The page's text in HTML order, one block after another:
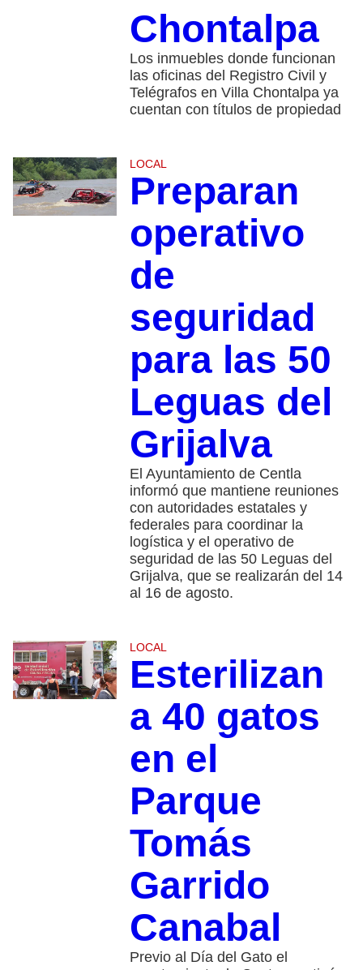
Chontalpa
Los inmuebles donde funcionan
las oficinas del Registro Civil y
Telégrafos en Villa Chontalpa ya
cuentan con títulos de propiedad
LOCAL
Preparan
operativo
de
seguridad
para las 50
Leguas del
Grijalva
El Ayuntamiento de Centla
informó que mantiene reuniones
con autoridades estatales y
federales para coordinar la
logística y el operativo de
seguridad de las 50 Leguas del
Grijalva, que se realizarán del 14
al 16 de agosto.
LOCAL
Esterilizan
a 40 gatos
en el
Parque
Tomás
Garrido
Canabal
Previo al Día del Gato el